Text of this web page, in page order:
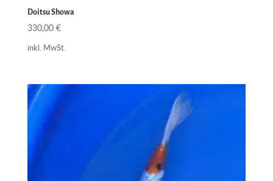
Doitsu Showa
330,00 €
inkl. MwSt.